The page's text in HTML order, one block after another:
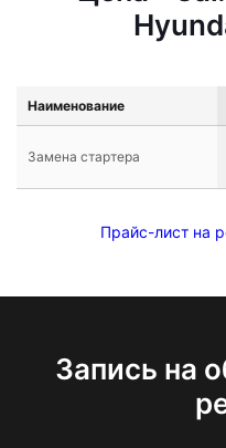
Наименование
Замена стартера
Прайс-лист на
Запись на